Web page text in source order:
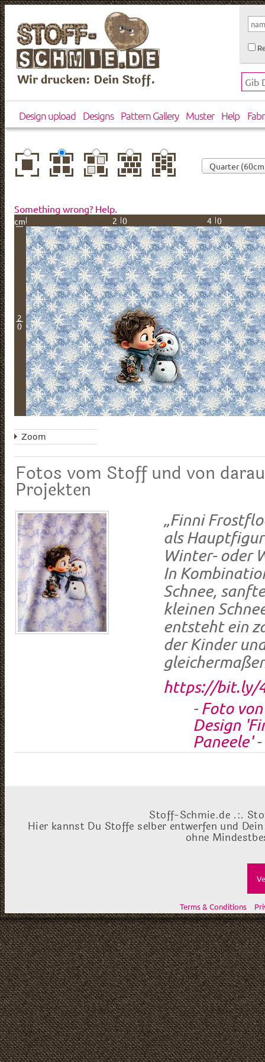
Wir drucken: Dein Stoff.
Design upload Designs Pattern Gallery Muster Help
center basic mirror brick drop
Something wrong? Help.
cm 20 40
2
0
Zoom
Fotos vom Stoff und von
Projekten
„Finni
als
Winter- oder
In
Schnee,
kleinen
entsteht ein
der Kinder
https://bit.ly/
-Foto
Design
Paneele'-
Stoff-Schmie.de .:.
Hier kannst Du Stoffe selber entwerfen und
ohne
Terms & Conditions